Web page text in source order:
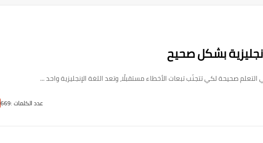
صحيحة لكي تتجنّب تبعات الأخطاء مستقبلًا، وتعد اللغة الإنجليزية واحد ...
عدد الكلمات :669